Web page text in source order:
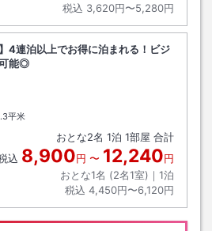
税込 3,620円〜5,280円
4連泊以上でお得に泊まれる！ビジ
能◎
ト
平米
おとな2名 1泊 1部屋 合計
込 8,900円 〜 12,240円
おとな1名 (2名1室)｜ 1泊
税込 4,450円〜6,120円